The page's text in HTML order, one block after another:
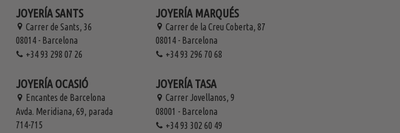
JOYERÍA SANTS
Carrer de Sants, 36
08014 - Barcelona
+34 93 298 07 26
JOYERÍA OCASIÓ
Encantes de Barcelona
Avda. Meridiana, 69, parada
714-715
JOYERÍA MARQUÉS
Carrer de la Creu Coberta, 87
08014 - Barcelona
+34 93 296 70 68
JOYERÍA TASA
Carrer Jovellanos, 9
08001 - Barcelona
+34 93 302 60 49